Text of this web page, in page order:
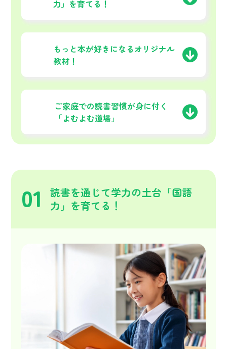
力」を育てる！
もっと本が好きになるオリジナル
教材！
ご家庭での読書習慣が身に付く
「よむよむ道場」
01
読書を通じて学力の土台「国語
力」を育てる！